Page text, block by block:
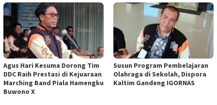
Agus Hari Kesuma Dorong Tim
DDC Raih Prestasi di Kejuaraan
Marching Band Piala Hamengku
Buwono X
Susun Program Pembelajaran
Olahraga di Sekolah, Dispora
Kaltim Gandeng IGORNAS